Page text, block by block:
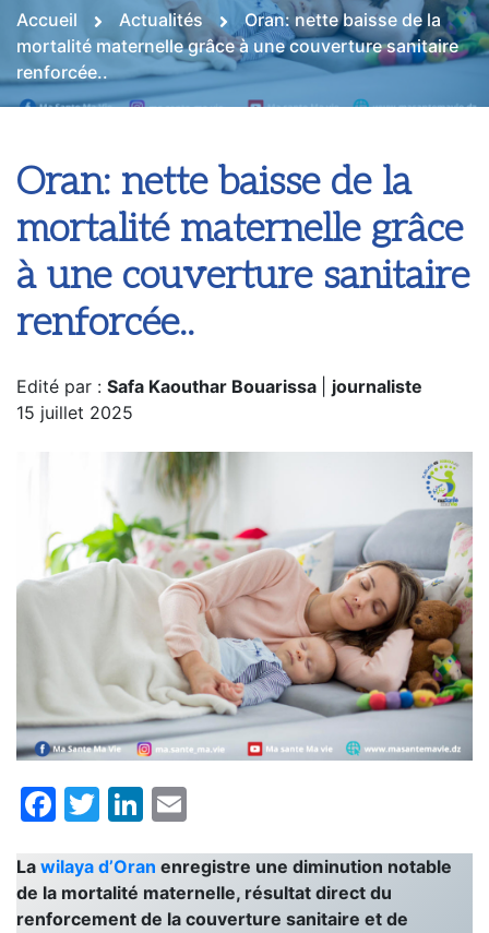
Accueil Actualités
Oran: nette baisse de la
mortalité maternelle grâce à une couverture sanitaire
renforcée..
Oran: nette baisse de la
mortalité maternelle grâce
à une couverture sanitaire
renforcée..
Edité par : Safa Kaouthar Bouarissa
journaliste
15 juillet 2025
Facebook
TwitterLinkedIn
La wilaya d’Oran enregistre une diminution notable
de la mortalité maternelle, résultat direct du
renforcement de la couverture sanitaire et de